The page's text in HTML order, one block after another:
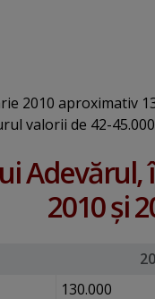
2010 aproximativ
valorii de 42-
2010 şi
130.000